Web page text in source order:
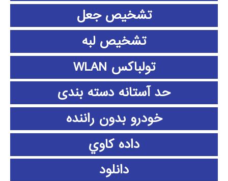
تشخیص جعل
تشخیص لبه
تولباکس WLAN
حد آستانه دسته بندی
خودرو بدون راننده
داده كاوي
دانلود